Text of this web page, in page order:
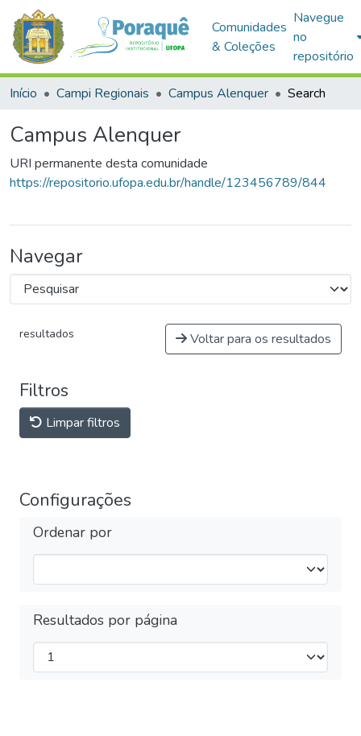
Comunidades
& Coleções
Navegue
no
repositório
Início Campi Regionais Campus Alenquer Search
Campus Alenquer
URI permanente desta comunidade
https://repositorio.ufopa.edu.br/handle/123456789/844
Navegar
resultados Voltar para os resultados
Filtros
Limpar filtros
Configurações
Ordenar por
Resultados por página